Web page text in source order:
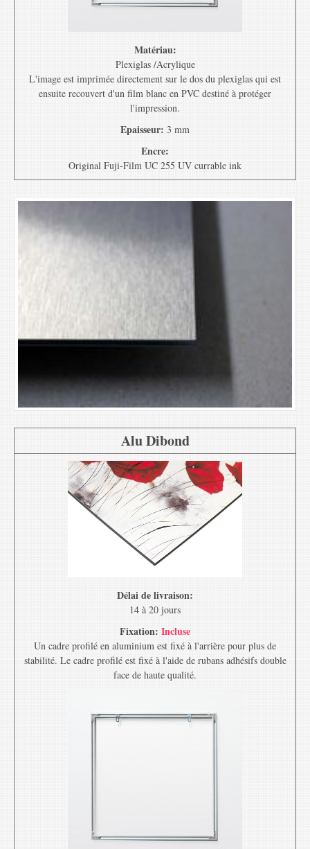
Matériau:
Plexiglas /Acrylique
L'image est imprimée directement sur le dos du plexiglas qui est
ensuite recouvert d'un film blanc en PVC destiné à protéger
l'impression.
Epaisseur: 3 mm
Encre:
Original Fuji-Film UC 255 UV currable ink
Alu Dibond
Délai de livraison:
14 à 20 jours
Fixation: Incluse
Un cadre profilé en aluminium est fixé à l'arrière pour plus de
stabilité. Le cadre profilé est fixé à l'aide de rubans adhésifs double
face de haute qualité.